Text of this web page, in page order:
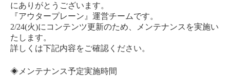
にありがとうございます。
『アウタープレーン』運営チームです。
2/24(火)にコンテンツ更新のため、メンテナンスを実施い
たします。
詳しくは下記内容をご確認ください。
◈メンテナンス予定実施時間